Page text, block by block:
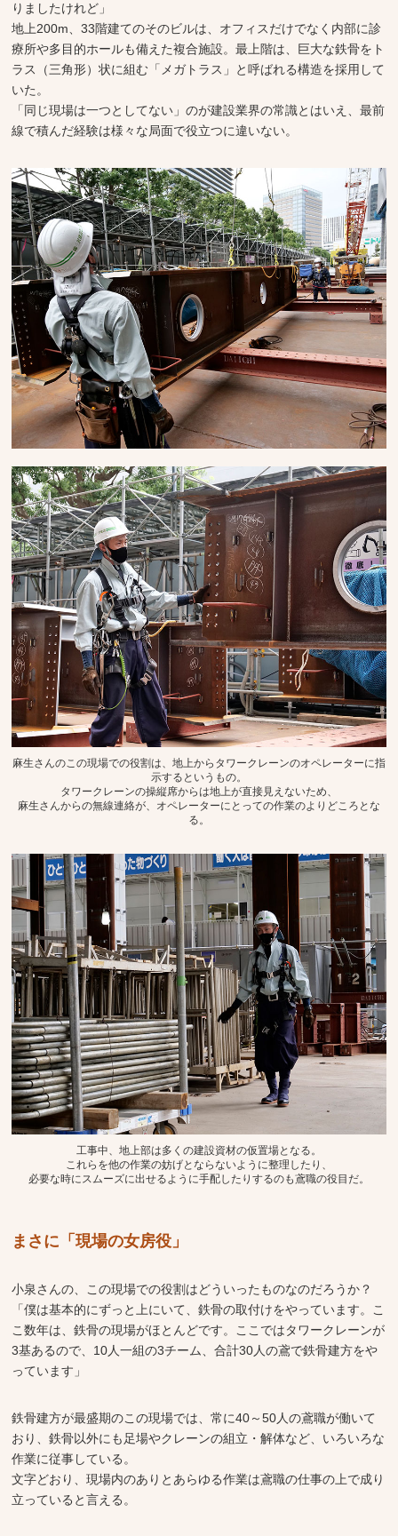
りましたけれど」
地上200m、33階建てのそのビルは、オフィスだけでなく内部に診
療所や多目的ホールも備えた複合施設。最上階は、巨大な鉄骨をト
ラス（三角形）状に組む「メガトラス」と呼ばれる構造を採用して
いた。
「同じ現場は一つとしてない」のが建設業界の常識とはいえ、最前
線で積んだ経験は様々な局面で役立つに違いない。
麻生さんのこの現場での役割は、地上からタワークレーンのオペレーターに指
示するというもの。
タワークレーンの操縦席からは地上が直接見えないため、
麻生さんからの無線連絡が、オペレーターにとっての作業のよりどころとな
る。
工事中、地上部は多くの建設資材の仮置場となる。
これらを他の作業の妨げとならないように整理したり、
必要な時にスムーズに出せるように手配したりするのも鳶職の役目だ。
まさに「現場の女房役」
小泉さんの、この現場での役割はどういったものなのだろうか？
「僕は基本的にずっと上にいて、鉄骨の取付けをやっています。こ
こ数年は、鉄骨の現場がほとんどです。ここではタワークレーンが
3基あるので、10人一組の3チーム、合計30人の鳶で鉄骨建方をや
っています」
鉄骨建方が最盛期のこの現場では、常に40～50人の鳶職が働いて
おり、鉄骨以外にも足場やクレーンの組立・解体など、いろいろな
作業に従事している。
文字どおり、現場内のありとあらゆる作業は鳶職の仕事の上で成り
立っていると言える。